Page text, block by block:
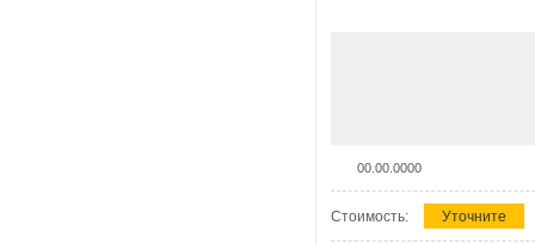
00.00.0000
Стоимость: Уточните